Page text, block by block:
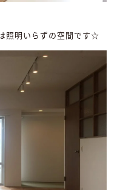
照明いらずの空間です☆